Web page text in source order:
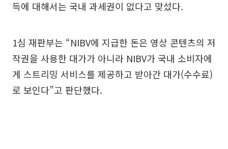
득에 대해서는 국내 과세권이 없다고 맞섰다.
1심 재판부는 “NIBV에 지급한 돈은 영상 콘텐츠의 저
작권을 사용한 대가가 아니라 NIBV가 국내 소비자에
게 스트리밍 서비스를 제공하고 받아간 대가(수수료)
로 보인다”고 판단했다.